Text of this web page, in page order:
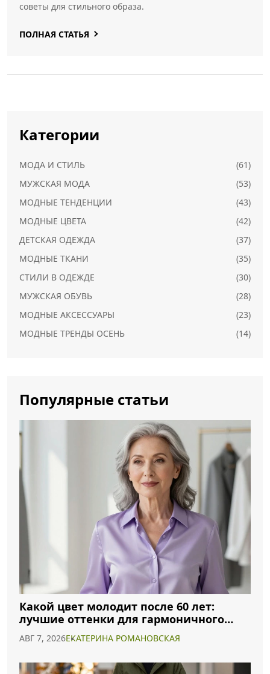
советы для стильного образа.
ПОЛНАЯ СТАТЬЯ
Категории
МОДА И СТИЛЬ
(61)
МУЖСКАЯ МОДА
(53)
МОДНЫЕ ТЕНДЕНЦИИ
(43)
МОДНЫЕ ЦВЕТА
(42)
ДЕТСКАЯ ОДЕЖДА
(37)
МОДНЫЕ ТКАНИ
(35)
СТИЛИ В ОДЕЖДЕ
(30)
МУЖСКАЯ ОБУВЬ
(28)
МОДНЫЕ АКСЕССУАРЫ
(23)
МОДНЫЕ ТРЕНДЫ ОСЕНЬ
(14)
Популярные статьи
Какой цвет молодит после 60 лет:
лучшие оттенки для гармоничного
АВГ 7, 2026ЕКАТЕРИНА РОМАНОВСКАЯ